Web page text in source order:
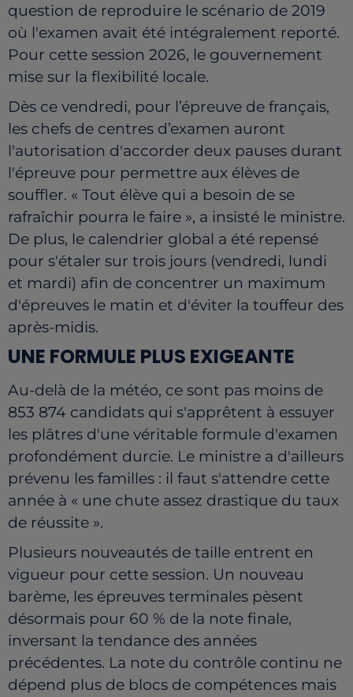
question de reproduire le scénario de 2019
où l'examen avait été intégralement reporté.
Pour cette session 2026, le gouvernement
mise sur la flexibilité locale.
Dès ce vendredi, pour l’épreuve de français,
les chefs de centres d’examen auront
l'autorisation d'accorder deux pauses durant
l'épreuve pour permettre aux élèves de
souffler. « Tout élève qui a besoin de se
rafraîchir pourra le faire », a insisté le ministre.
De plus, le calendrier global a été repensé
pour s'étaler sur trois jours (vendredi, lundi
et mardi) afin de concentrer un maximum
d'épreuves le matin et d'éviter la touffeur des
après-midis.
UNE FORMULE PLUS EXIGEANTE
Au-delà de la météo, ce sont pas moins de
853 874 candidats qui s'apprêtent à essuyer
les plâtres d'une véritable formule d'examen
profondément durcie. Le ministre a d'ailleurs
prévenu les familles : il faut s'attendre cette
année à « une chute assez drastique du taux
de réussite ».
Plusieurs nouveautés de taille entrent en
vigueur pour cette session. Un nouveau
barème, les épreuves terminales pèsent
désormais pour 60 % de la note finale,
inversant la tendance des années
précédentes. La note du contrôle continu ne
dépend plus de blocs de compétences mais